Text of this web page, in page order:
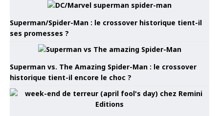
Superman/Spider-Man : le crossover historique tient-il
ses promesses ?
Superman vs. The Amazing Spider-Man : le crossover
historique tient-il encore le choc ?